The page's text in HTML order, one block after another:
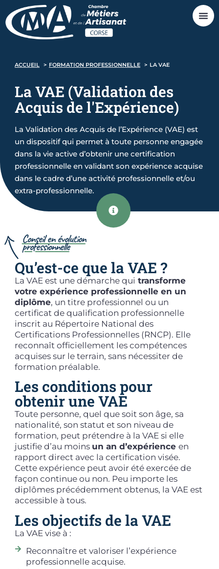
ACCUEIL FORMATION PROFESSIONNELLE LA VAE
La VAE (Validation des
Acquis de l'Expérience)
La Validation des Acquis de l’Expérience (VAE) est
un dispositif qui permet à toute personne engagée
dans la vie active d’obtenir une certification
professionnelle en validant son expérience acquise
dans le cadre d’une activité professionnelle et/ou
extra-professionnelle.
Conseil en évolution
professionnelle
Qu’est-ce que la VAE ?
La VAE est une démarche qui transforme
votre expérience professionnelle en un
diplôme, un titre professionnel ou un
certificat de qualification professionnelle
inscrit au Répertoire National des
Certifications Professionnelles (RNCP). Elle
reconnaît officiellement les compétences
acquises sur le terrain, sans nécessiter de
formation préalable.
Les conditions pour
obtenir une VAE
Toute personne, quel que soit son âge, sa
nationalité, son statut et son niveau de
formation, peut prétendre à la VAE si elle
justifie d’au moins un an d’expérience en
rapport direct avec la certification visée.
Cette expérience peut avoir été exercée de
façon continue ou non. Peu importe les
diplômes précédemment obtenus, la VAE est
accessible à tous.
Les objectifs de la VAE
La VAE vise à :
Reconnaître et valoriser l’expérience
professionnelle acquise.